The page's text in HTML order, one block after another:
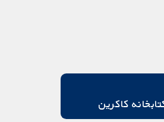
کاکرین